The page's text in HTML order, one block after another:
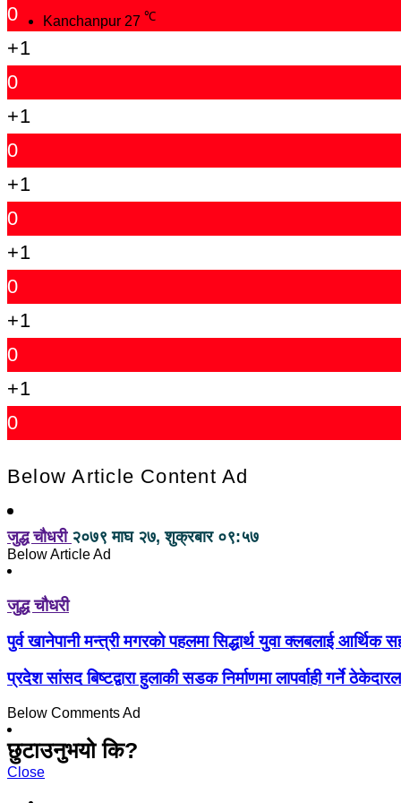
Kanchanpur 27 ℃
0
+1
0
+1
0
+1
0
+1
0
+1
0
+1
0
Below Article Content Ad
जुद्ध चौधरी २०७९ माघ २७, शुक्रबार ०९:५७
Below Article Ad
जुद्ध चौधरी
पुर्व खानेपानी मन्त्री मगरको पहलमा सिद्धार्थ युवा क्लबलाई आर्थिक
प्रदेश सांसद बिष्टद्वारा हुलाकी सडक निर्माणमा लापर्वाही गर्ने
Below Comments Ad
छुटाउनुभयो कि?
Close